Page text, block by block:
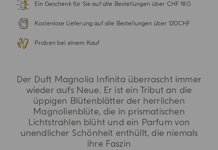
Ein Geschenk für Sie auf alle Bestellungen über CHF 180
Kostenlose Lieferung auf alle Bestellungen über 120CHF
Proben bei einem Kauf
Der Duft Magnolia Infinita überrascht immer
wieder aufs Neue. Er ist ein Tribut an die
üppigen Blütenblätter der herrlichen
Magnolienblüte, die in prismatischen
Lichtstrahlen blüht und ein Parfum von
unendlicher Schönheit enthüllt, die niemals
ihre Faszin